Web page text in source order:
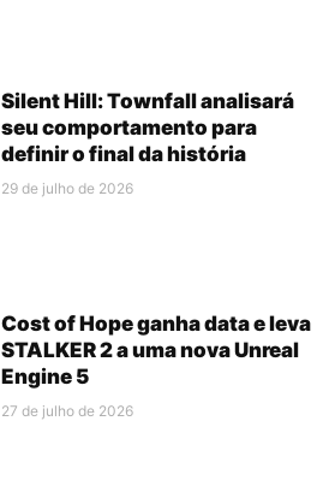
Silent Hill: Townfall analisará
seu comportamento para
definir o final da história
29 de julho de 2026
Cost of Hope ganha data e leva
STALKER 2 a uma nova Unreal
Engine 5
27 de julho de 2026